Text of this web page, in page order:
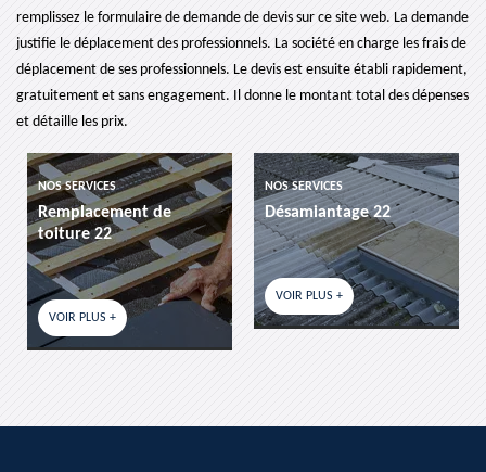
remplissez le formulaire de demande de devis sur ce site web. La demande
justifie le déplacement des professionnels. La société en charge les frais de
déplacement de ses professionnels. Le devis est ensuite établi rapidement,
gratuitement et sans engagement. Il donne le montant total des dépenses
et détaille les prix.
NOS SERVICES
Remplacement de
toiture 22
VOIR PLUS +
NOS SERVICES
Désamiantage 22
VOIR PLUS +